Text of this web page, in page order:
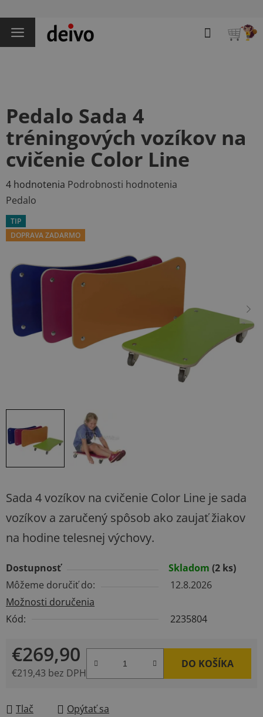
na
obsah
Hľadať
Sada 4 vozíkov na cvičenie Color Line je sada
vozíkov a zaručený spôsob ako zaujať žiakov
na hodine telesnej výchovy.
Dostupnosť Skladom (2 ks)
Môžeme doručiť do:
12.8.2026
Možnosti doručenia
Kód:
2235804
€269,90
€219,43 bez DPH
DO KOŠÍKA
Tlač Opýtať sa
Pedalo Sada 4
tréningových vozíkov na
cvičenie Color Line
Priemerné
hodnotenie
produktu
je
hviezdičiek.
4 hodnotenia Podrobnosti hodnotenia
Pedalo
TIP
DOPRAVA ZADARMO